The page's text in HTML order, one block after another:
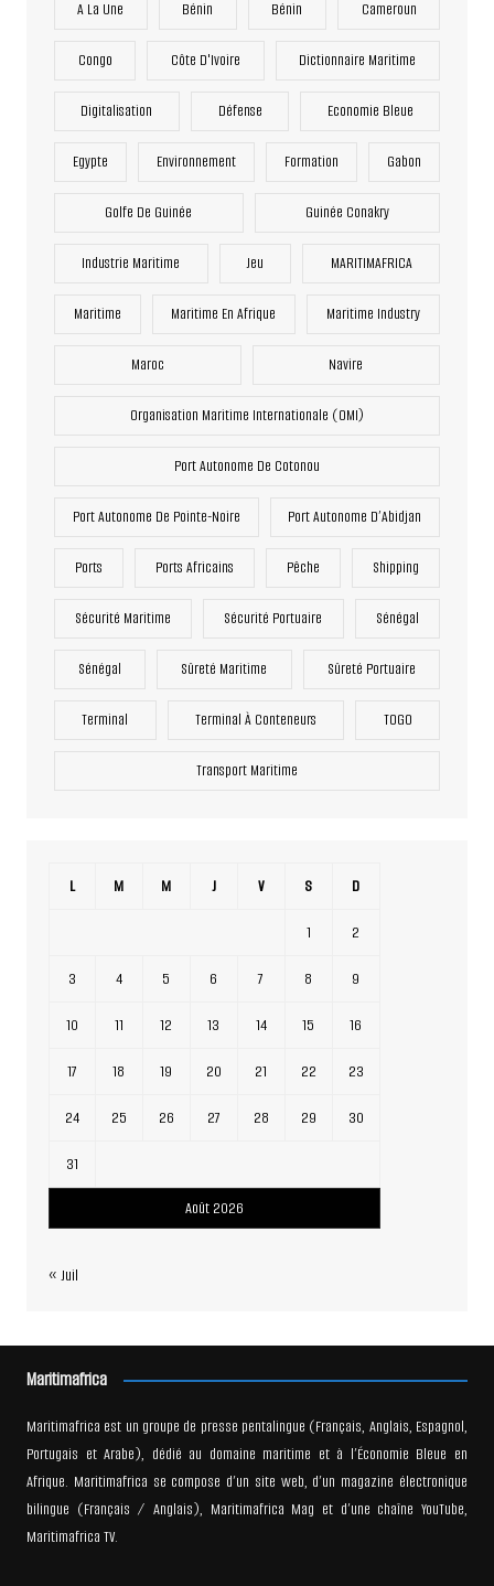
A La Une Bénin Bénin Cameroun
Congo Côte D'Ivoire Dictionnaire Maritime
Digitalisation Défense Economie Bleue
Egypte Environnement Formation Gabon
Golfe De Guinée Guinée Conakry
Industrie Maritime Jeu MARITIMAFRICA
Maritime Maritime En Afrique Maritime Industry
Maroc Navire
Organisation Maritime Internationale (OMI)
Port Autonome De Cotonou
Port Autonome De Pointe-Noire Port Autonome D’Abidjan
Ports Ports Africains Pêche Shipping
Sécurité Maritime Sécurité Portuaire Sénégal
Sénégal Sûreté Maritime Sûreté Portuaire
Terminal Terminal À Conteneurs TOGO
Transport Maritime
Août 2026
L M M J V S D
1 2
3 4 5 6 7 8 9
10 11 12 13 14 15 16
17 18 19 20 21 22 23
24 25 26 27 28 29 30
31
« Juil
Maritimafrica
Maritimafrica est un groupe de presse pentalingue (Français, Anglais, Espagnol,
Portugais et Arabe), dédié au domaine maritime et à l’Économie Bleue en
Afrique. Maritimafrica se compose d’un site web, d’un magazine électronique
bilingue (Français / Anglais), Maritimafrica Mag et d’une chaîne YouTube,
Maritimafrica TV.